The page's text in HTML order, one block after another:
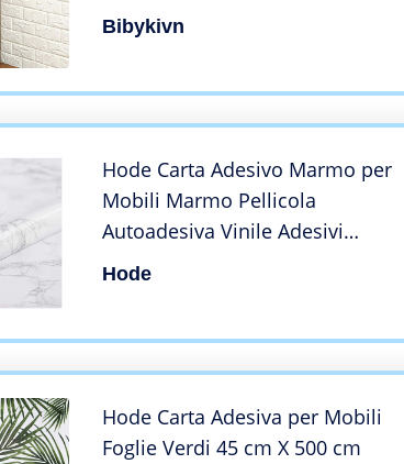
impermeabile, 3d Muro Pannelli
per Camera da Letto Soggiorno
Bibykivn
Hode Carta Adesivo Marmo per
Mobili Marmo Pellicola
Autoadesiva Vinile Adesivi
Impermeabile Carta Pellicola
Hode
Hode Carta Adesiva per Mobili
Foglie Verdi 45 cm X 500 cm